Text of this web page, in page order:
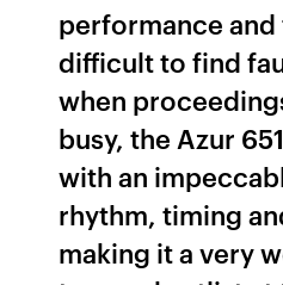
performance
difficult to find
when
busy, the Azur
with an
rhythm, timing
making it a very